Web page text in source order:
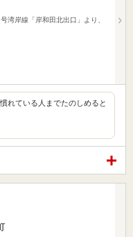
湾岸線「岸和田北出口」より、
れている人までたのしめると